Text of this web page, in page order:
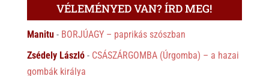
VÉLEMÉNYED VAN? ÍRD MEG!
Manitu- BORJÚAGY – paprikás szószban
Zsédely László- CSÁSZÁRGOMBA (Úrgomba) – a hazai
gombák királya